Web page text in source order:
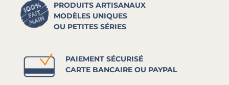
PRODUITS ARTISANAUX
MODÈLES UNIQUES
OU PETITES SÉRIES
PAIEMENT SÉCURISÉ
CARTE BANCAIRE OU PAYPAL